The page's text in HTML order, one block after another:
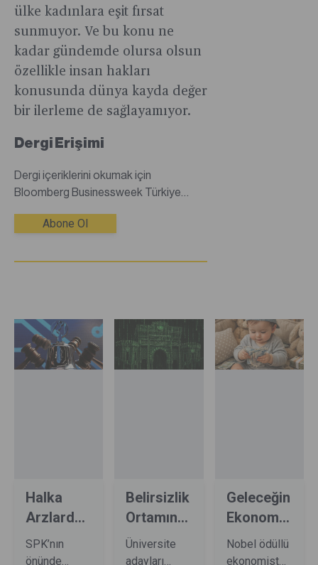
ülke kadınlara eşit fırsat
sunmuyor. Ve bu konu ne
kadar gündemde olursa olsun
özellikle insan hakları
konusunda dünya kayda değer
bir ilerleme de sağlayamıyor.
Dergi Erişimi
Dergi içeriklerini okumak için
Bloomberg Businessweek Türkiye
gerekmektedir.Abone değilseniz
içeriklerine sınırsız erişim
Abone Ol
Halka
Arzlarda
Kuyruk
Var, İştah
SPK’nın
önünde
Belirsizlik
Ortamında
Geleceğini
Seçm...
Üniversite
adayları
Geleceğin
Ekonomisi
Beşikte
Başlıyor
Nobel ödüllü
ekonomist